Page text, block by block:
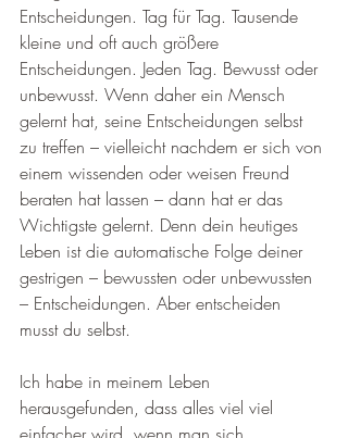
Entscheidungen. Tag für Tag. Tausende
kleine und oft auch größere
Entscheidungen. Jeden Tag. Bewusst oder
unbewusst. Wenn daher ein Mensch
gelernt hat, seine Entscheidungen selbst
zu treffen – vielleicht nachdem er sich von
einem wissenden oder weisen Freund
beraten hat lassen – dann hat er das
Wichtigste gelernt. Denn dein heutiges
Leben ist die automatische Folge deiner
gestrigen – bewussten oder unbewussten
– Entscheidungen. Aber entscheiden
musst du selbst.
Ich habe in meinem Leben
herausgefunden, dass alles viel viel